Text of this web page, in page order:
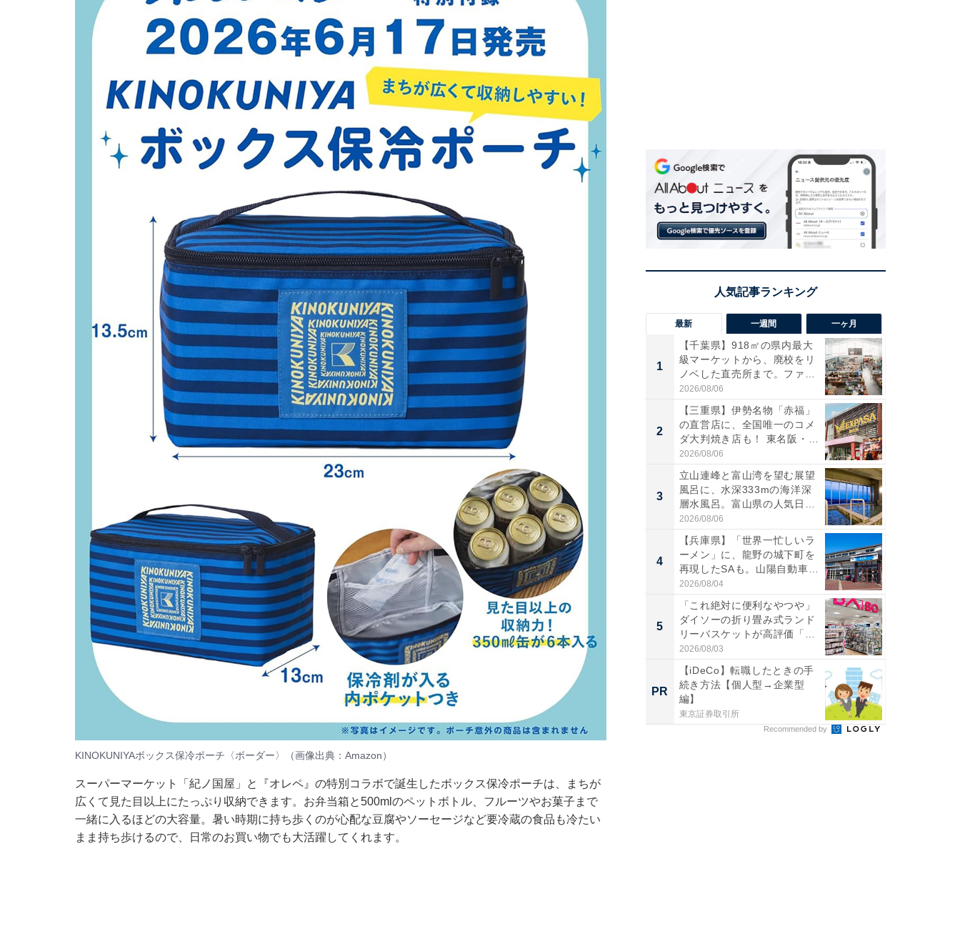
KINOKUNIYAボックス保冷ポーチ〈ボーダー〉（画像出典：Amazon）
スーパーマーケット「紀ノ国屋」と『オレペ』の特別コラボで誕生したボックス保冷ポーチは、まちが
広くて見た目以上にたっぷり収納できます。お弁当箱と500mlのペットボトル、フルーツやお菓子まで
一緒に入るほどの大容量。暑い時期に持ち歩くのが心配な豆腐やソーセージなど要冷蔵の食品も冷たい
まま持ち歩けるので、日常のお買い物でも大活躍してくれます。
最新 一週間 一ヶ月
1
【千葉県】918㎡の県内最大
級マーケットから、廃校をリ
ノベした直売所まで。ファ
ー...
2026/08/06
2
【三重県】伊勢名物「赤福」
の直営店に、全国唯一のコメ
ダ大判焼き店も！ 東名阪・
伊...
2026/08/06
3
立山連峰と富山湾を望む展望
風呂に、水深333mの海洋深
層水風呂。富山県の人気日
帰...
2026/08/06
4
【兵庫県】「世界一忙しいラ
ーメン」に、龍野の城下町を
再現したSAも。山陽自動車
道...
2026/08/04
5
「これ絶対に便利なやつや」
ダイソーの折り畳み式ランド
リーバスケットが高評価「使
わ...
2026/08/03
PR
【iDeCo】転職したときの手
続き方法【個人型→企業型
編】
東京証券取引所
Recommended by